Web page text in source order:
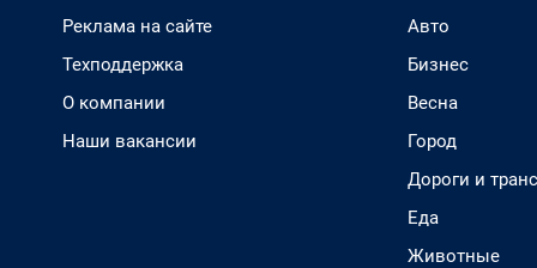
Реклама на сайте
Техподдержка
О компании
Наши вакансии
Авто
Бизнес
Весна
Город
Дороги и
Еда
Животные